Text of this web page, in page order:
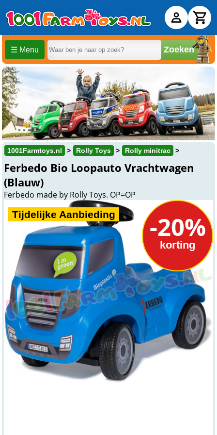
☰ Menu Zoeken
1001Farmtoys.nl Rolly Toys Rolly minitrac
Ferbedo Bio Loopauto Vrachtwagen
(Blauw)
Ferbedo made by Rolly Toys. OP=OP
Tijdelijke Aanbieding -20%
korting